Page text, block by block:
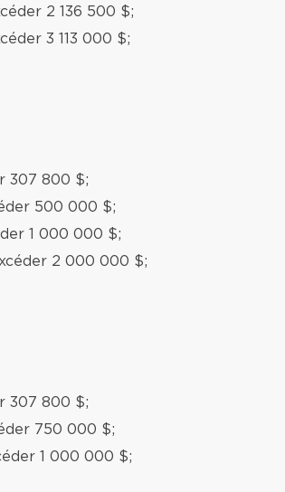
2 136 500 $;
3 113 000 $;
307 800 $;
500 000 $;
1 000 000 $;
2 000 000 $;
307 800 $;
750 000 $;
1 000 000 $;